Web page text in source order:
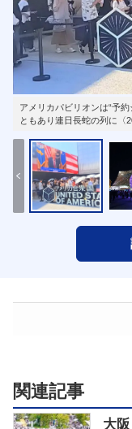
アメリカパビリオンは“予
ともあり連日長蛇の列に〈
関連記事
大